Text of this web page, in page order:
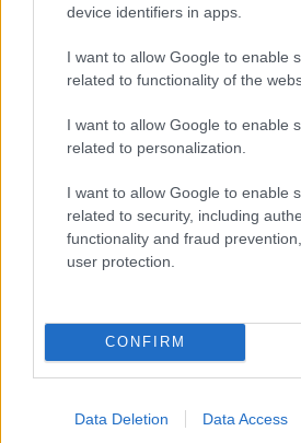
device identifiers in apps.
I want to allow Google to enable
related to functionality of the
I want to allow Google to enable
related to personalization.
I want to allow Google to enable
related to security, including
functionality and fraud
user protection.
CONFIRM
Data Deletion Data Access
Ez itt kérem szépen a majdnem
akusztikus hangszereken, plusz egy
villanygitáron ad elő a szegény ember
waze 2013.03.05 14:50:33
..azért radicsgigi meg a többi
volna ha magyar indulók közül egy
lenyomja....életemben először
ja meg a rátkaifilip vigyorát ahogy
addict A moonwalkoló póni az új sztár